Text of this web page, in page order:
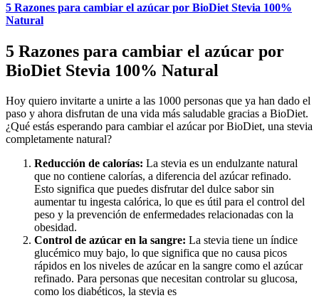
5 Razones para cambiar el azúcar por BioDiet Stevia 100%
Natural
5 Razones para cambiar el azúcar por
BioDiet Stevia 100% Natural
Hoy quiero invitarte a unirte a las 1000 personas que ya han dado el
paso y ahora disfrutan de una vida más saludable gracias a BioDiet.
¿Qué estás esperando para cambiar el azúcar por BioDiet, una stevia
completamente natural?
Reducción de calorías: La stevia es un endulzante natural
que no contiene calorías, a diferencia del azúcar refinado.
Esto significa que puedes disfrutar del dulce sabor sin
aumentar tu ingesta calórica, lo que es útil para el control del
peso y la prevención de enfermedades relacionadas con la
obesidad.
Control de azúcar en la sangre: La stevia tiene un índice
glucémico muy bajo, lo que significa que no causa picos
rápidos en los niveles de azúcar en la sangre como el azúcar
refinado. Para personas que necesitan controlar su glucosa,
como los diabéticos, la stevia es